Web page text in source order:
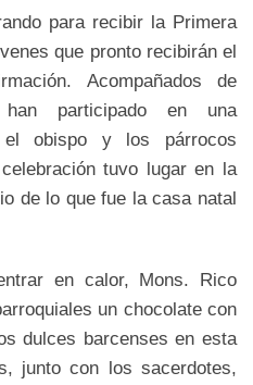
para recibir la Primera
que pronto recibirán el
Acompañados de
participado en una
el obispo y los párrocos
tuvo lugar en la
de lo que fue la casa natal
en calor, Mons. Rico
un chocolate con
dulces barcenses en esta
junto con los sacerdotes,